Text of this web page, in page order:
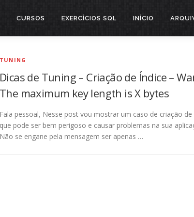
CURSOS EXERCÍCIOS SQL INÍCIO
TUNING
Dicas de Tuning – Criação de Índice –
The maximum key length is X bytes
Fala pessoal, Nesse post vou mostrar um caso de criação de
que pode ser bem perigoso e causar problemas na sua
Não se engane pela mensagem ser apenas …